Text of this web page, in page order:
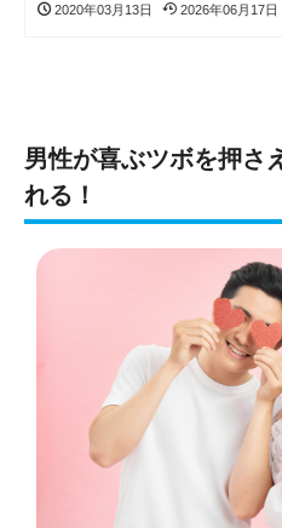
2020年03月13日 2026年06月17日
男性が喜ぶツボを押さ
れる！